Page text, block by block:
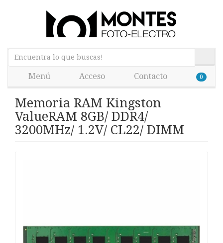
Menú Acceso Contacto 0
Memoria RAM Kingston
ValueRAM 8GB/ DDR4/
3200MHz/ 1.2V/ CL22/ DIMM